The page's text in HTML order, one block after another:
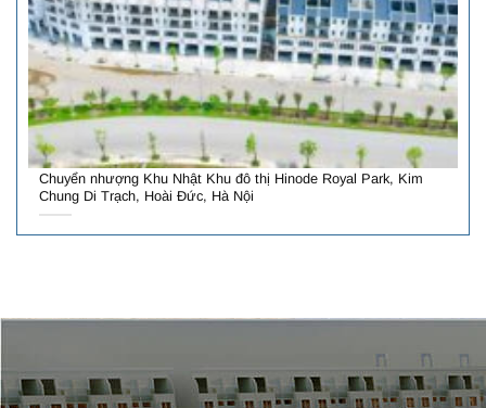
Chuyển nhượng Khu Nhật Khu đô thị Hinode Royal Park, Kim
Chung Di Trạch, Hoài Đức, Hà Nội